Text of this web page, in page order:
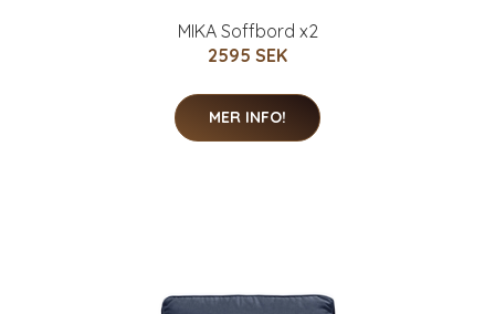
MIKA Soffbord x2
2595 SEK
MER INFO!